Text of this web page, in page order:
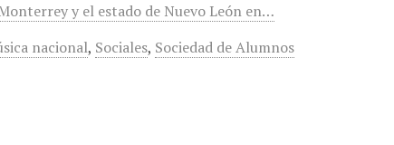
y el estado de Nuevo León en…
nacional, Sociales, Sociedad de Alumnos